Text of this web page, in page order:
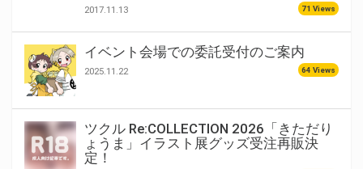
2017.11.13 71 Views
イベント会場での委託受付のご案内
2025.11.22 64 Views
ツクル Re:COLLECTION 2026「きただり
ょうま」イラスト展グッズ受注再販決
定！